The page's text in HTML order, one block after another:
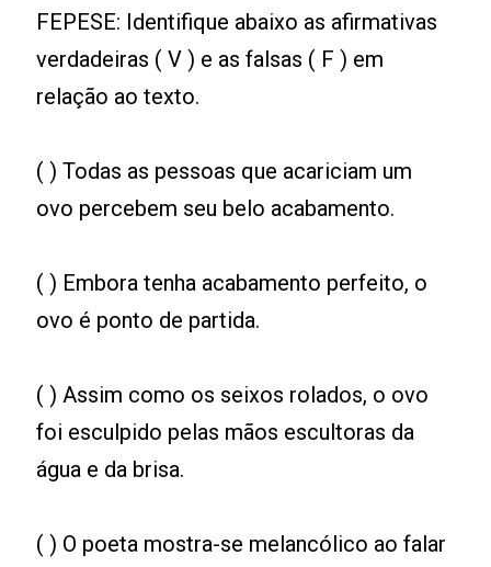
FEPESE: Identifique abaixo as afirmativas
verdadeiras ( V ) e as falsas ( F ) em
relação ao texto.
( ) Todas as pessoas que acariciam um
ovo percebem seu belo acabamento.
( ) Embora tenha acabamento perfeito, o
ovo é ponto de partida.
( ) Assim como os seixos rolados, o ovo
foi esculpido pelas mãos escultoras da
água e da brisa.
( ) O poeta mostra-se melancólico ao falar